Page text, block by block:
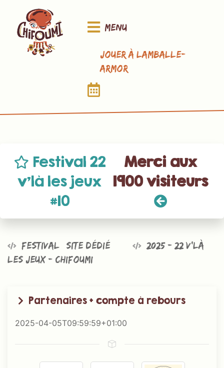
Menu
Jouer à Lamballe-
Armor
Festival 22
v’là les jeux
#10
Merci aux
1900 visiteurs
Festival @site dédié
2025 - 22 v’là
les jeux - Chifoumi
Partenaires + compte à rebours
2025-04-05T09:59:59+01:00